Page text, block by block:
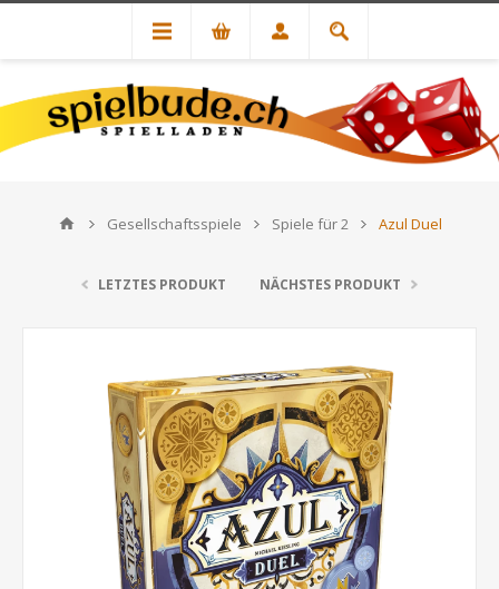
Gesellschaftsspiele Spiele für 2 Azul Duel
LETZTES PRODUKT NÄCHSTES PRODUKT